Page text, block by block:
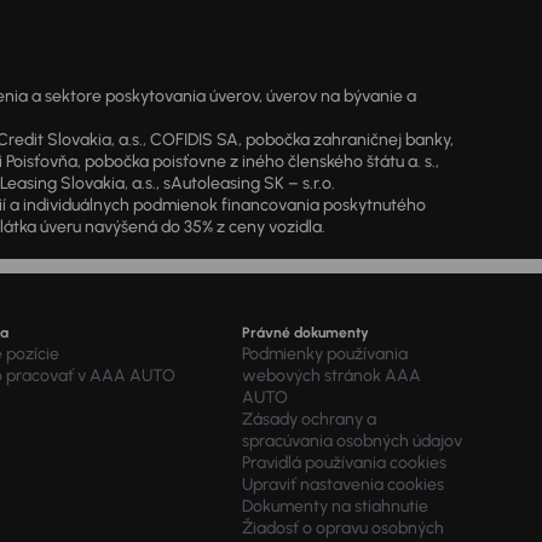
a sektore poskytovania úverov, úverov na bývanie a
Slovakia, a.s., COFIDIS SA, pobočka zahraničnej banky,
pobočka poisťovne z iného členského štátu a. s.,
Slovakia, a.s., sAutoleasing SK – s.r.o.
a individuálnych podmienok financovania poskytnutého
úveru navýšená do 35% z ceny vozidla.
pozície
pracovať v AAA AUTO
Právné dokumenty
Podmienky používania
webových stránok AAA
AUTO
Zásady ochrany a
spracúvania osobných údajov
Pravidlá používania cookies
Upraviť nastavenia cookies
Dokumenty na stiahnutie
Žiadosť o opravu osobných